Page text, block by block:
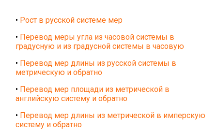
• Рост в русской системе мер
• Перевод меры угла из часовой системы в
градусную и из градусной системы в часовую
• Перевод мер длины из русской системы в
метрическую и обратно
• Перевод мер площади из метрической в
английскую систему и обратно
• Перевод мер длины из метрической в имперскую
систему и обратно